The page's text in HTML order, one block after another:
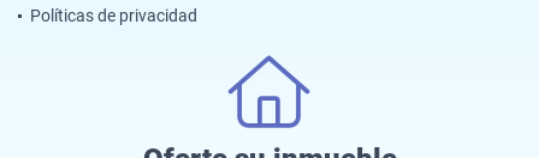
Políticas de privacidad